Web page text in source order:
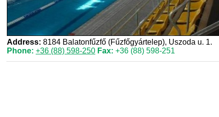
Address: 8184 Balatonfűzfő (Fűzfőgyártelep), Uszoda u. 1.
Phone: +36 (88) 598-250 Fax: +36 (88) 598-251